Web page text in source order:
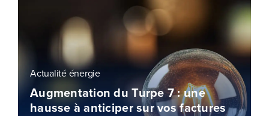
Actualité énergie
Augmentation du Turpe 7 : une
hausse à anticiper sur vos factures